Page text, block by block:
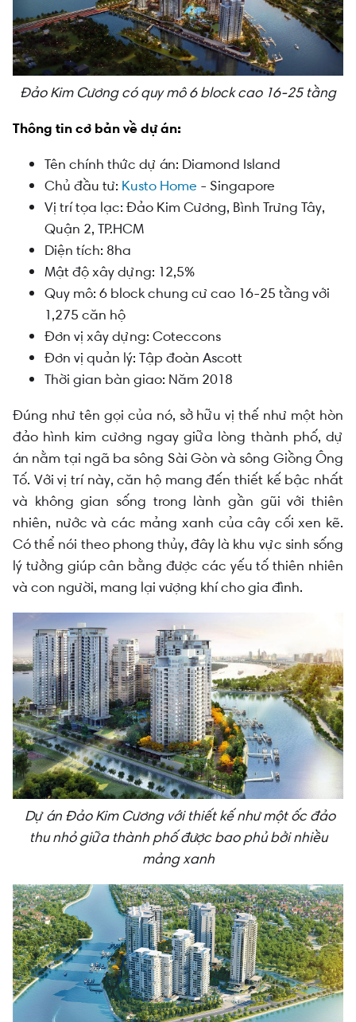
Đảo Kim Cương có quy mô 6 block cao 16-25 tầng
Thông tin cơ bản về dự án:
Tên chính thức dự án: Diamond Island
Chủ đầu tư: Kusto Home - Singapore
Vị trí tọa lạc: Đảo Kim Cương, Bình Trưng Tây,
Quận 2, TP.HCM
Diện tích: 8ha
Mật độ xây dựng: 12,5%
Quy mô: 6 block chung cư cao 16-25 tầng với
1,275 căn hộ
Đơn vị xây dựng: Coteccons
Đơn vị quản lý: Tập đoàn Ascott
Thời gian bàn giao: Năm 2018
Đúng như tên gọi của nó, sở hữu vị thế như một hòn
đảo hình kim cương ngay giữa lòng thành phố, dự
án nằm tại ngã ba sông Sài Gòn và sông Giồng Ông
Tố. Với vị trí này, căn hộ mang đến thiết kế bậc nhất
và không gian sống trong lành gần gũi với thiên
nhiên, nước và các mảng xanh của cây cối xen kẽ.
Có thể nói theo phong thủy, đây là khu vực sinh sống
lý tưởng giúp cân bằng được các yếu tố thiên nhiên
và con người, mang lại vượng khí cho gia đình.
Dự án Đảo Kim Cương với thiết kế như một ốc đảo
thu nhỏ giữa thành phố được bao phủ bởi nhiều
mảng xanh